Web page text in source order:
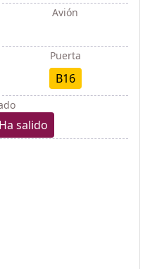
Avión
Puerta
B16
salido